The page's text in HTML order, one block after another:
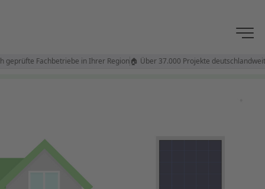
Fachbetriebe in Ihrer Region🏠 Über 37.000 Projekte deutschlandweit⭐